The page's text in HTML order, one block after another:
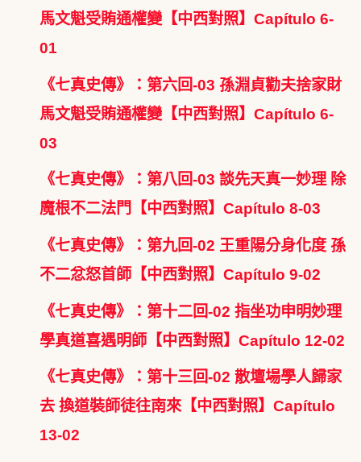
馬文魁受賄通權變【中西對照】Capítulo 6-
01
《七真史傳》：第六回-03 孫淵貞勸夫捨家財
馬文魁受賄通權變【中西對照】Capítulo 6-
03
《七真史傳》：第八回-03 談先天真一妙理 除
魔根不二法門【中西對照】Capítulo 8-03
《七真史傳》：第九回-02 王重陽分身化度 孫
不二忿怒首師【中西對照】Capítulo 9-02
《七真史傳》：第十二回-02 指坐功申明妙理
學真道喜遇明師【中西對照】Capítulo 12-02
《七真史傳》：第十三回-02 散壇場學人歸家
去 換道裝師徒往南來【中西對照】Capítulo
13-02